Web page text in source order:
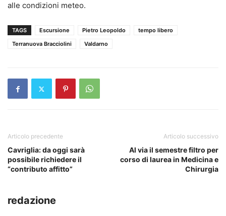
alle condizioni meteo.
TAGS Escursione Pietro Leopoldo
tempo libero
Terranuova Bracciolini
Valdarno
Articolo precedente
Cavriglia: da oggi sarà
possibile richiedere il
“contributo affitto”
Articolo successivo
Al via il semestre filtro per
corso di laurea in Medicina e
Chirurgia
redazione